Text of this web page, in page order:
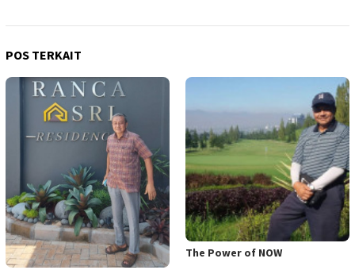
POS TERKAIT
The Power of NOW